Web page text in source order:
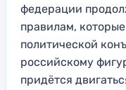
федерации
правилам,
политической
российскому
придётся